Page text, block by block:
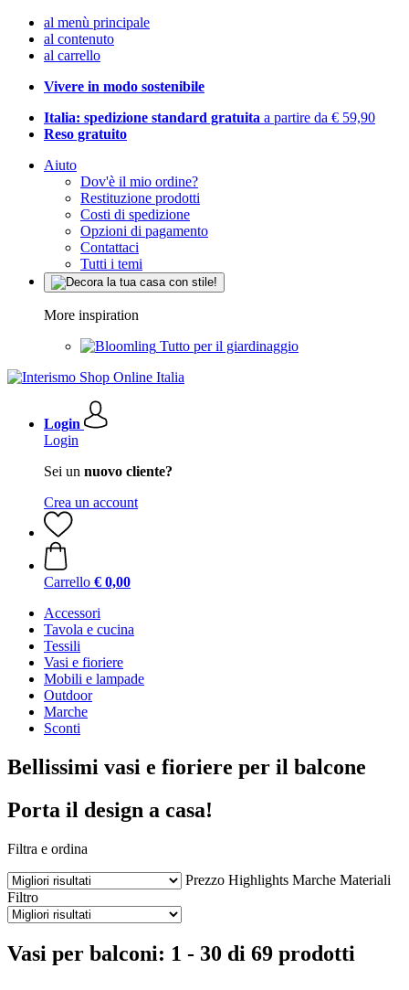
al menù principale
al contenuto
al carrello
Vivere in modo sostenibile
Italia: spedizione standard gratuita a partire da € 59,90
Reso gratuito
Aiuto
Dov'è il mio ordine?
Restituzione prodotti
Costi di spedizione
Opzioni di pagamento
Contattaci
Tutti i temi
More inspiration
Tutto per il giardinaggio
Login
Login
Sei un nuovo cliente?
Crea un account
Carrello € 0,00
Accessori
Tavola e cucina
Tessili
Vasi e fioriere
Mobili e lampade
Outdoor
Marche
Sconti
Bellissimi vasi e fioriere per il balcone
Porta il design a casa!
Filtra e ordina
Prezzo Highlights Marche Materiali
Filtro
Vasi per balconi: 1 - 30 di 69 prodotti